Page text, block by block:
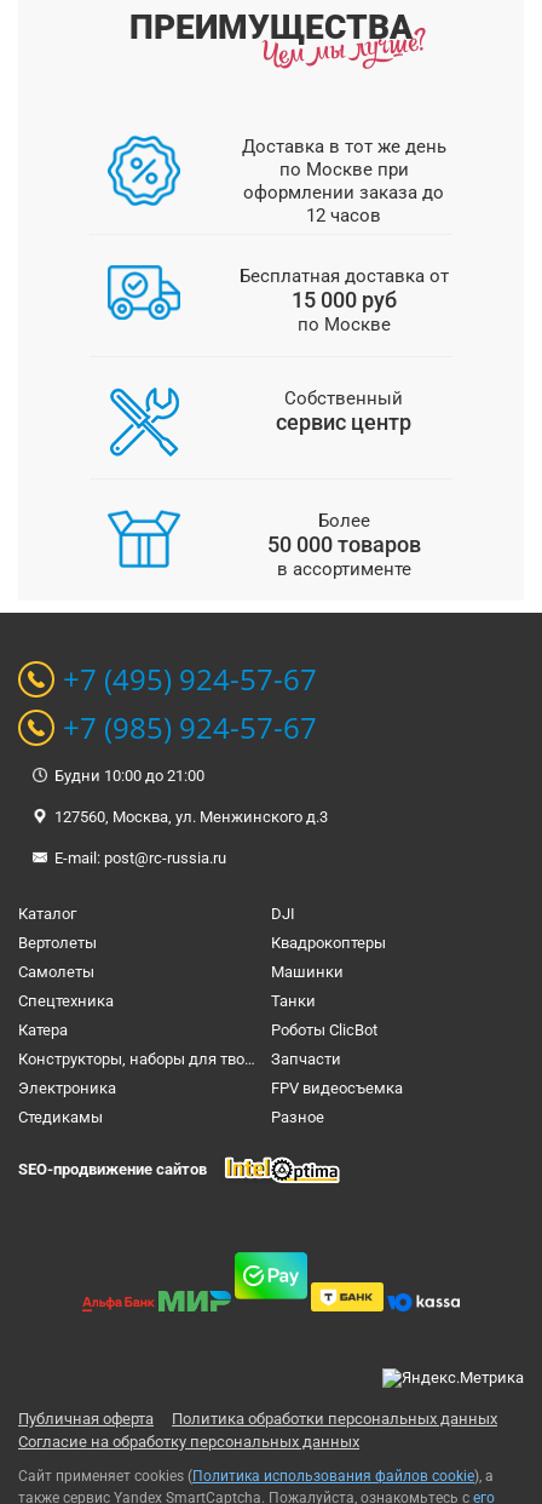
ПРЕИМУЩЕСТВА
Доставка в тот же день
по Москве при
оформлении заказа до
12 часов
Бесплатная доставка от
15 000 руб
по Москве
Собственный
сервис центр
Более
50 000 товаров
в ассортименте
+7 (495) 924-57-67
+7 (985) 924-57-67
Будни 10:00 до 21:00
127560, Москва, ул. Менжинского д.3
E-mail: post@rc-russia.ru
Каталог
DJI
Вертолеты
Квадрокоптеры
Самолеты
Машинки
Спецтехника
Танки
Катера
Роботы ClicBot
Конструкторы, наборы для творчества и настольные игры
Запчасти
Электроника
FPV видеосъемка
Cтедикамы
Разное
SEO-продвижение сайтов
Публичная оферта
Политика обработки персональных данных
Согласие на обработку персональных данных
Сайт применяет cookies (Политика использования файлов cookie), а
также сервис Yandex SmartCaptcha. Пожалуйста, ознакомьтесь с его